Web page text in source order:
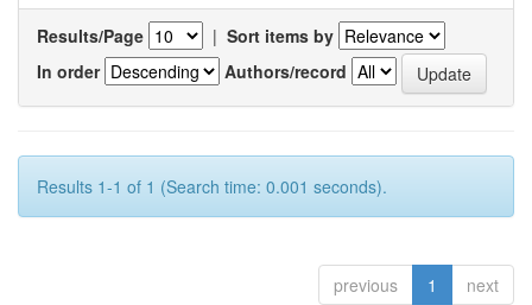
Results/Page | Sort items by
In order
Authors/record
Results 1-1 of 1 (Search time: 0.001 seconds).
previous 1 next